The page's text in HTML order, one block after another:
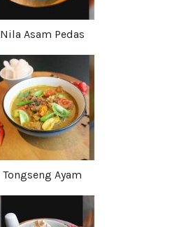
Nila Asam Pedas
Tongseng Ayam